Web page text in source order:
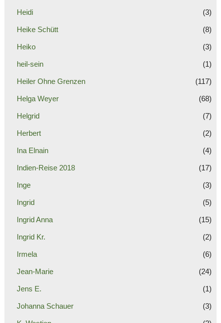
Heidi (3)
Heike Schütt (8)
Heiko (3)
heil-sein (1)
Heiler Ohne Grenzen (117)
Helga Weyer (68)
Helgrid (7)
Herbert (2)
Ina Elnain (4)
Indien-Reise 2018 (17)
Inge (3)
Ingrid (5)
Ingrid Anna (15)
Ingrid Kr. (2)
Irmela (6)
Jean-Marie (24)
Jens E. (1)
Johanna Schauer (3)